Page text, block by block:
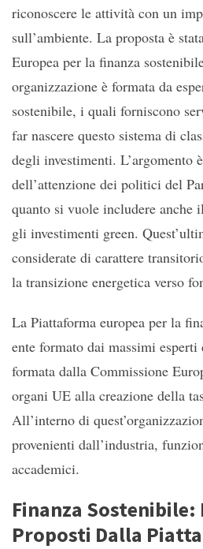
riconoscere le attività con un
sull’ambiente. La proposta è
Europea per la finanza
organizzazione è formata da
sostenibile, i quali forniscono
far nascere questo sistema di
degli investimenti. L’argomento
dell’attenzione dei politici del
quanto si vuole includere anche
gli investimenti green.
considerate di carattere
la transizione energetica verso
La Piattaforma europea per la
ente formato dai massimi
formata dalla Commissione
organi UE alla creazione della
All’interno di
provenienti dall’industria,
accademici.
Finanza Sostenibile:
Proposti Dalla